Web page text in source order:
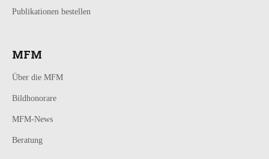
Publikationen bestellen
MFM
Über die MFM
Bildhonorare
MFM-News
Beratung